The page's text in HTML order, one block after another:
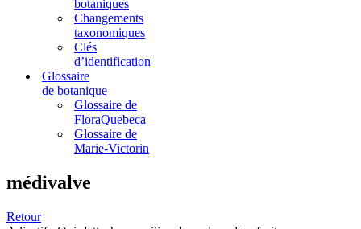
botaniques
Changements
taxonomiques
Clés
d’identification
Glossaire
de botanique
Glossaire de
FloraQuebeca
Glossaire de
Marie-Victorin
médivalve
Retour